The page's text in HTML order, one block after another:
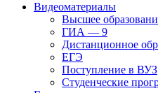
Видеоматериалы
Высшее
ГИА — 9
Дистанционное
ЕГЭ
Поступление в ВУЗ
Студенческие